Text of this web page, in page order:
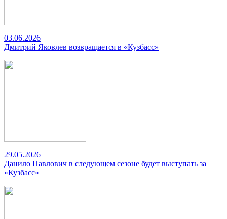
03.06.2026
Дмитрий Яковлев возвращается в «Кузбасс»
29.05.2026
Данило Павлович в следующем сезоне будет выступать за
«Кузбасс»